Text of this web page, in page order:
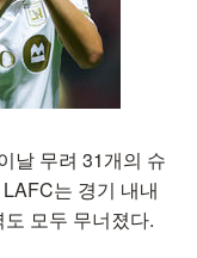
날 무려 31개의 슈
는 경기 내내
모두 무너졌다.